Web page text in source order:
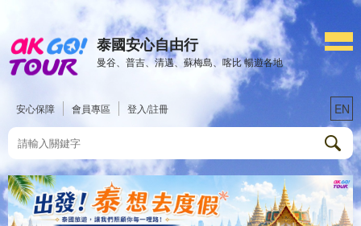
泰國安心自由行
曼谷、普吉、清邁、蘇梅島、喀比 暢遊各地
安心保障 會員專區 登入/註冊 EN